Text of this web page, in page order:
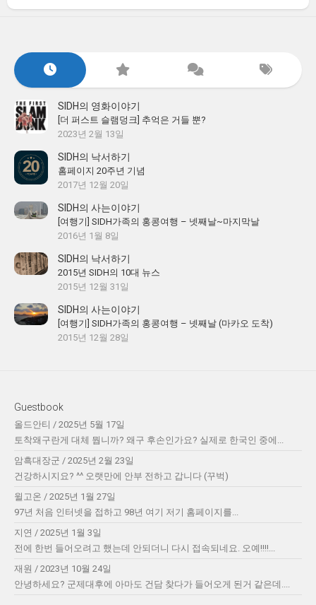
SIDH의 영화이야기
[더 퍼스트 슬램덩크] 추억은 거들 뿐?
2023년 2월 13일
SIDH의 낙서하기
홈페이지 20주년 기념
2017년 12월 20일
SIDH의 사는이야기
[여행기] SIDH가족의 홍콩여행 – 넷째날~마지막날
2016년 1월 8일
SIDH의 낙서하기
2015년 SIDH의 10대 뉴스
2015년 12월 31일
SIDH의 사는이야기
[여행기] SIDH가족의 홍콩여행 – 넷째날 (마카오 도착)
2015년 12월 28일
Guestbook
올드안티 / 2025년 5월 17일
토착왜구란게 대체 뭡니까? 왜구 후손인가요? 실제로 한국인 중에...
암흑대장군 / 2025년 2월 23일
건강하시지요? ^^ 오랫만에 안부 전하고 갑니다 (꾸벅)
윌고온 / 2025년 1월 27일
97년 처음 인터넷을 접하고 98년 여기 저기 홈페이지를...
지연 / 2025년 1월 3일
전에 한번 들어오려고 했는데 안되더니 다시 접속되네요. 오예!!!!...
재원 / 2023년 10월 24일
안녕하세요? 군제대후에 아마도 건담 찾다가 들어오게 된거 같은데....